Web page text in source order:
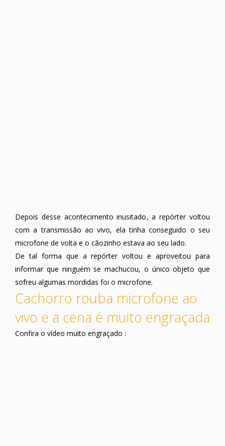
Depois desse acontecimento inusitado, a repórter voltou
com a transmissão ao vivo, ela tinha conseguido o seu
microfone de volta e o cãozinho estava ao seu lado.
De tal forma que a repórter voltou e aproveitou para
informar que ninguém se machucou, o único objeto que
sofreu algumas mordidas foi o microfone.
Cachorro rouba microfone ao
vivo e a cena é muito engraçada
Confira o vídeo muito engraçado :